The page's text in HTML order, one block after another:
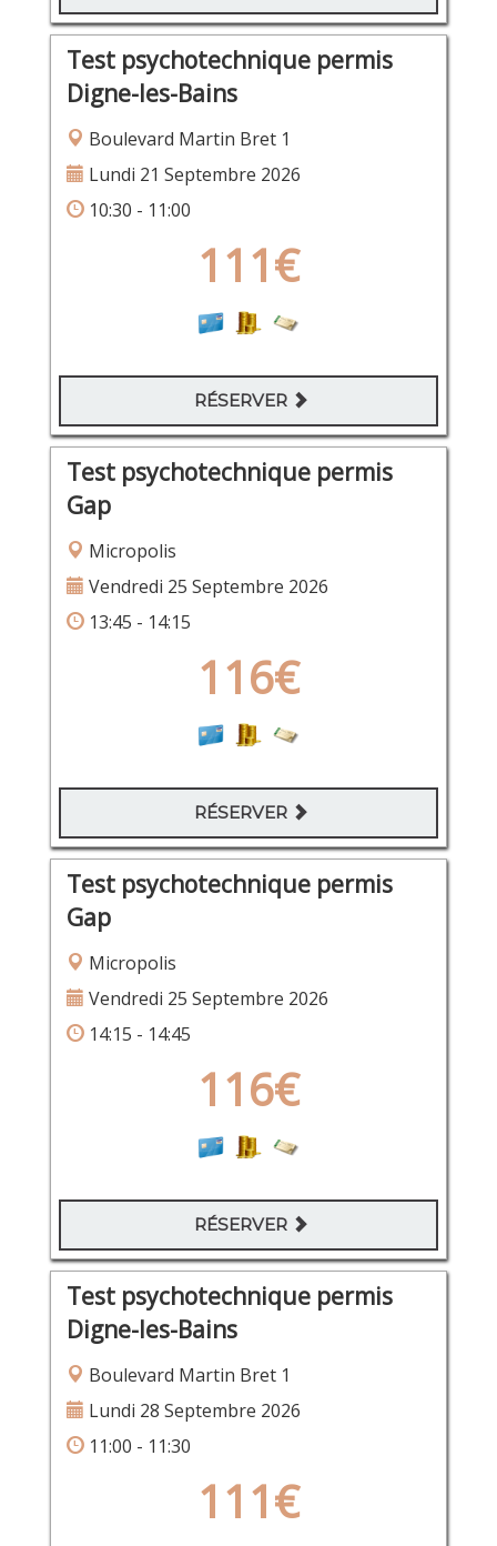
Test psychotechnique permis
Digne-les-Bains
Boulevard Martin Bret 1
Lundi 21 Septembre 2026
10:30 - 11:00
111€
RÉSERVER
Test psychotechnique permis
Gap
Micropolis
Vendredi 25 Septembre 2026
13:45 - 14:15
116€
RÉSERVER
Test psychotechnique permis
Gap
Micropolis
Vendredi 25 Septembre 2026
14:15 - 14:45
116€
RÉSERVER
Test psychotechnique permis
Digne-les-Bains
Boulevard Martin Bret 1
Lundi 28 Septembre 2026
11:00 - 11:30
111€